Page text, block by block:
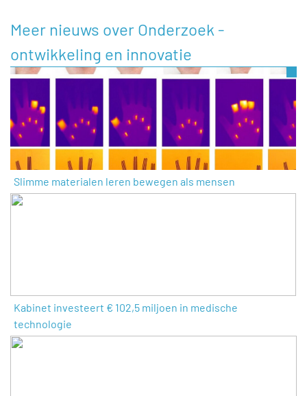
Meer nieuws over Onderzoek -
ontwikkeling en innovatie
Slimme materialen leren bewegen als mensen
Kabinet investeert € 102,5 miljoen in medische
technologie